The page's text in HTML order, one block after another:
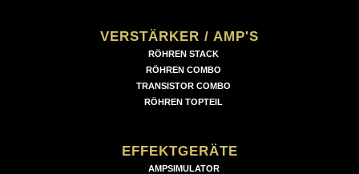
VERSTÄRKER / AMP'S
RÖHREN STACK
RÖHREN COMBO
TRANSISTOR COMBO
RÖHREN TOPTEIL
EFFEKTGERÄTE
AMPSIMULATOR